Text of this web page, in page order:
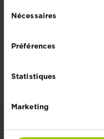
duNécessaires
Préférences
Statistiques
Marketing
CONSEILS